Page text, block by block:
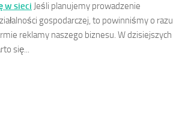
w sieci Jeśli planujemy prowadzenie
gospodarczej, to powinniśmy o razu
reklamy naszego biznesu. W dzisiejszych
się...